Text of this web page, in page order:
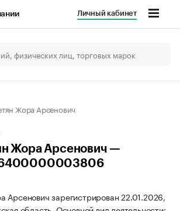
Личный кабинет
Жора Арсенович
Жора Арсенович —
Арсенович зарегистрирован 22.01.2026,